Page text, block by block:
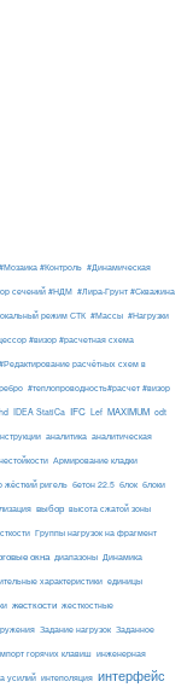
#Контроль #Динамическая
сечений #НДМ #Лира-Грунт #Скважина
режим СТК #Массы #Нагрузки
#визор #расчетная схема
#Редактирование расчётных схем в
#теплопроводность#расчет #визор
hd IDEA StatiCa IFC Lef MAXIMUM odt
аналитика аналитическая
Армирование кладки
жёсткий ригель бетон 22.5 блок блоки
выбор высота сжатой зоны
Группы нагрузок на фрагмент
окна диапазоны Динамика
характеристики единицы
жесткости жесткостные
Задание нагрузок Заданное
горячих клавиш инженерная
усилий интеполяция интерфейс